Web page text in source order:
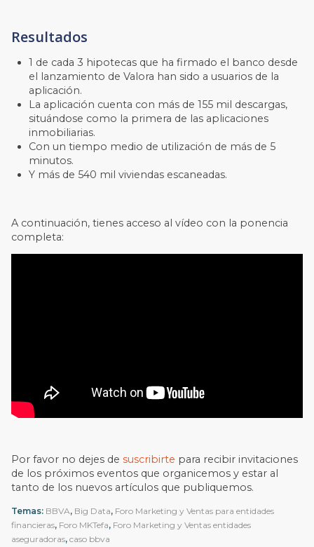
Resultados
1 de cada 3 hipotecas que ha firmado el banco desde
el lanzamiento de Valora han sido a usuarios de la
aplicación.
La aplicación cuenta con más de 155 mil descargas,
situándose como la primera de las aplicaciones
inmobiliarias.
Con un tiempo medio de utilización de más de 5
minutos.
Y más de 540 mil viviendas escaneadas.
A continuación, tienes acceso al vídeo con la ponencia
completa:
Por favor no dejes desuscribirte para recibir invitaciones
de los próximos eventos que organicemos y estar al
tanto de los nuevos artículos que publiquemos.
Temas: BBVA, Big Data, Foro Marketing y Ventas para entidades
financieras, Foro MKTefa, Foro Marketing y Ventas entidades
aseguradoras,caso bbva